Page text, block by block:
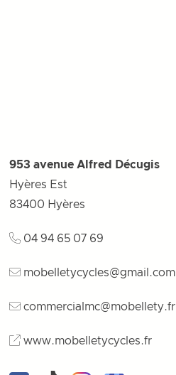
953 avenue Alfred Décugis
Hyères Est
83400 Hyères
04 94 65 07 69
mobelletycycles@gmail.com
commercialmc@mobellety.fr
www.mobelletycycles.fr